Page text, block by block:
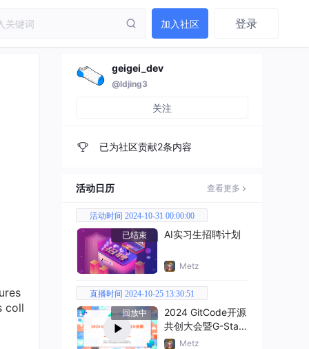
加入社区 登录
coll
geigei_dev
@ldjing3
关注
已为社区贡献2条内容
活动日历 查看更多
活动时间 2024-10-31 00:00:00
已结束
AI实习生招聘计划
Metz
直播时间 2024-10-25 13:30:51
回放中
2024 GitCode开源
共创大会暨G-Star
嘉年华
Metz